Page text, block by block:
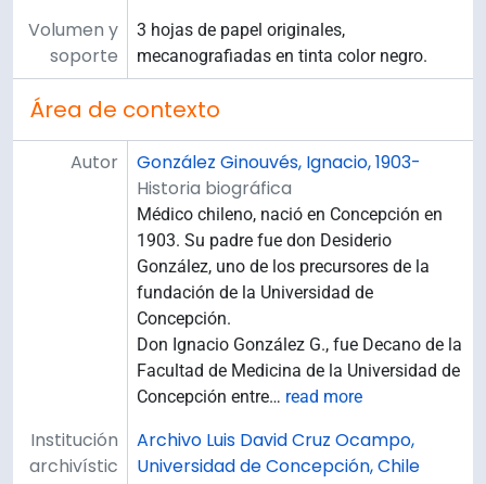
Volumen y
soporte
3 hojas de papel originales,
mecanografiadas en tinta color negro.
Área de contexto
Autor
González Ginouvés, Ignacio, 1903-
Historia biográfica
Médico chileno, nació en Concepción en
1903. Su padre fue don Desiderio
González, uno de los precursores de la
fundación de la Universidad de
Concepción.
Don Ignacio González G., fue Decano de la
Facultad de Medicina de la Universidad de
Concepción entre… read more
Institución
archivístic
Archivo Luis David Cruz Ocampo,
Universidad de Concepción, Chile